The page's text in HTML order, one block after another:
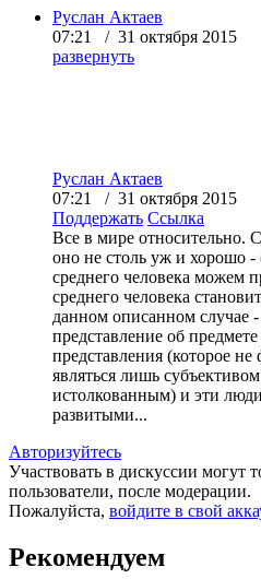
Руслан Актаев
07:21 / 31 октября 2015
развернуть
Руслан Актаев
07:21 / 31 октября 2015
Поддержать Ссылка
Все в мире относительно.
оно не столь уж и хорошо -
среднего человека можем
среднего человека
данном описанном случае
представление об
представления (которое
являться лишь
истолкованным) и эти люди
развитыми...
Авторизуйтесь
Участвовать в дискуссии могут
пользователи, после модерации.
Пожалуйста, войдите в свой
Рекомендуем